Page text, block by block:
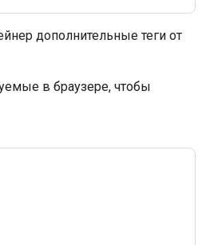
дополнительные теги от
в браузере, чтобы